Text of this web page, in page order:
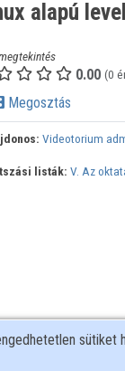
alapú
0.00 (0
Megosztás
Videotorium
listák: V. Az